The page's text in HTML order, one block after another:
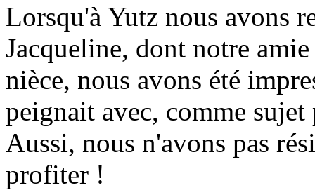
Lorsqu'à Yutz nous avons
Jacqueline, dont notre
nièce, nous avons été
peignait avec, comme
Aussi, nous n'avons pas
profiter !